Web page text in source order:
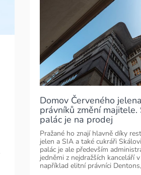
Domov Červeného
právníků změní majitele.
palác je na prodej
Pražané ho znají hlavně díky
jelen a SIA a také cukráři
palác je ale především
jedněmi z nejdražších kanceláří
například elitní právníci